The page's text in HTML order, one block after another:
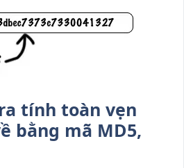
tính toàn vẹn
bằng mã MD5,